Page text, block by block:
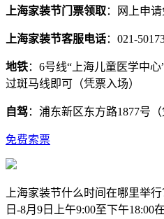
上海家装节门票领取：网上申
上海家装节客服电话：021-
地铁：6号线“上海儿童医学中
过斑马线即可（凭票入场）
自驾：浦东新区东方路1877号（
免费索票
上海家装节什么时间在哪里举
日-8月9日上午9:00至下午18:00